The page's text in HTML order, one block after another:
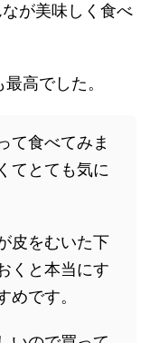
が美味しく食べ
高でした。
て食べてみま
てとても気に
皮をむいた下
くと本当にす
めです。